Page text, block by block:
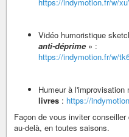
Vidéo humoristique
anti-déprime » :
https://indymotion.fr/w/
Humeur à l'improvisation
livres : https://
Façon de vous inviter
au-delà, en toutes saisons.